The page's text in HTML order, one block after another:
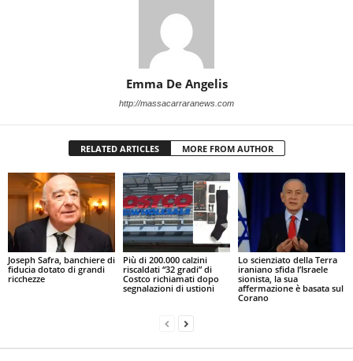
Emma De Angelis
http://massacarraranews.com
RELATED ARTICLES MORE FROM AUTHOR
Joseph Safra, banchiere di
fiducia dotato di grandi
ricchezze
Più di 200.000 calzini
riscaldati “32 gradi” di
Costco richiamati dopo
segnalazioni di ustioni
Lo scienziato della Terra
iraniano sfida l’Israele
sionista, la sua
affermazione è basata sul
Corano